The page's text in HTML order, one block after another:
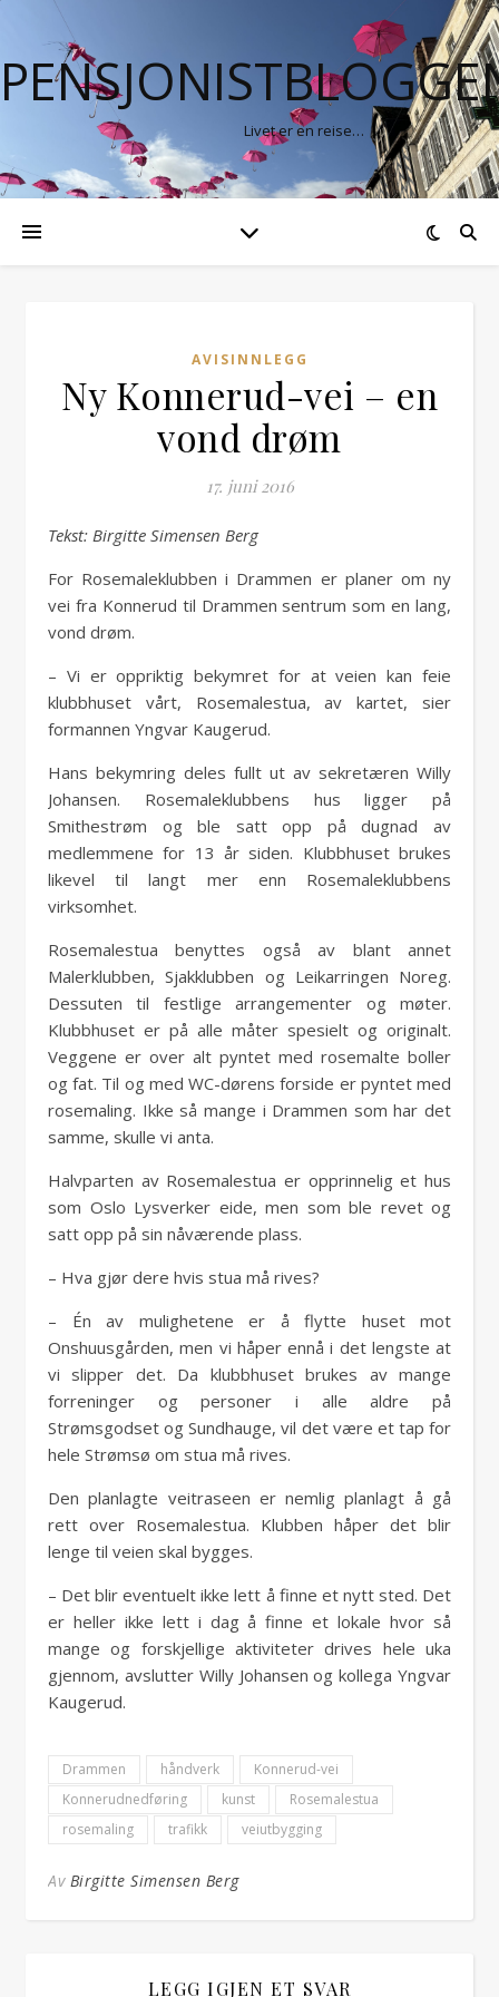
Livet er en reise…
AVISINNLEGG
Ny Konnerud-vei – en
vond drøm
17. juni 2016
Tekst: Birgitte Simensen Berg
For Rosemaleklubben i Drammen er planer om ny
vei fra Konnerud til Drammen sentrum som en lang,
vond drøm.
– Vi er oppriktig bekymret for at veien kan feie
klubbhuset vårt, Rosemalestua, av kartet, sier
formannen Yngvar Kaugerud.
Hans bekymring deles fullt ut av sekretæren Willy
Johansen. Rosemaleklubbens hus ligger på
Smithestrøm og ble satt opp på dugnad av
medlemmene for 13 år siden. Klubbhuset brukes
likevel til langt mer enn Rosemaleklubbens
virksomhet.
Rosemalestua benyttes også av blant annet
Malerklubben, Sjakklubben og Leikarringen Noreg.
Dessuten til festlige arrangementer og møter.
Klubbhuset er på alle måter spesielt og originalt.
Veggene er over alt pyntet med rosemalte boller
og fat. Til og med WC-dørens forside er pyntet med
rosemaling. Ikke så mange i Drammen som har det
samme, skulle vi anta.
Halvparten av Rosemalestua er opprinnelig et hus
som Oslo Lysverker eide, men som ble revet og
satt opp på sin nåværende plass.
– Hva gjør dere hvis stua må rives?
– Én av mulighetene er å flytte huset mot
Onshuusgården, men vi håper ennå i det lengste at
vi slipper det. Da klubbhuset brukes av mange
forreninger og personer i alle aldre på
Strømsgodset og Sundhauge, vil det være et tap for
hele Strømsø om stua må rives.
Den planlagte veitraseen er nemlig planlagt å gå
rett over Rosemalestua. Klubben håper det blir
lenge til veien skal bygges.
– Det blir eventuelt ikke lett å finne et nytt sted. Det
er heller ikke lett i dag å finne et lokale hvor så
mange og forskjellige aktiviteter drives hele uka
gjennom, avslutter Willy Johansen og kollega Yngvar
Kaugerud.
Drammen håndverk
Konnerud-vei
Konnerudnedføring
kunst
Rosemalestua
rosemaling
trafikk veiutbygging
Av Birgitte Simensen Berg
LEGG IGJEN ET SVAR